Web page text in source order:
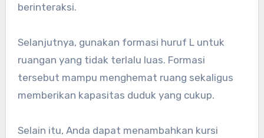
berinteraksi.
Selanjutnya, gunakan formasi huruf L untuk
ruangan yang tidak terlalu luas. Formasi
tersebut mampu menghemat ruang sekaligus
memberikan kapasitas duduk yang cukup.
Selain itu, Anda dapat menambahkan kursi